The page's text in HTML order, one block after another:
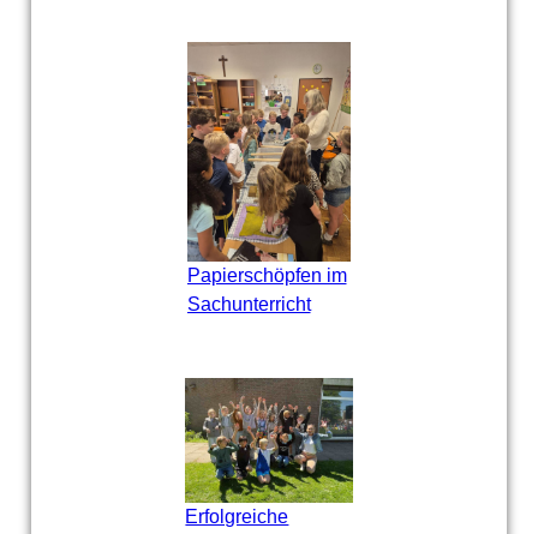
Papierschöpfen im
Sachunterricht
Erfolgreiche